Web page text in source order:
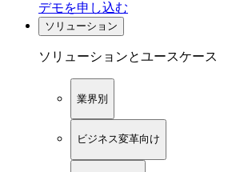
デモを申し込む
ソリューション
ソリューションとユースケース
業界別
ビジネス変革向け